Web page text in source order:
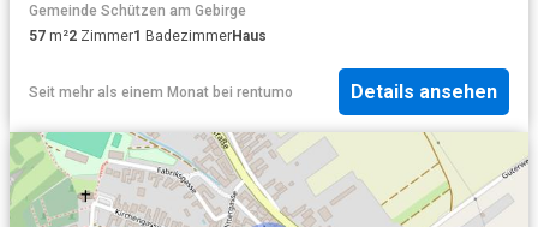
Gemeinde Schützen am Gebirge
57 m²2 Zimmer1 BadezimmerHaus
Seit mehr als einem Monat bei rentumo Details ansehen